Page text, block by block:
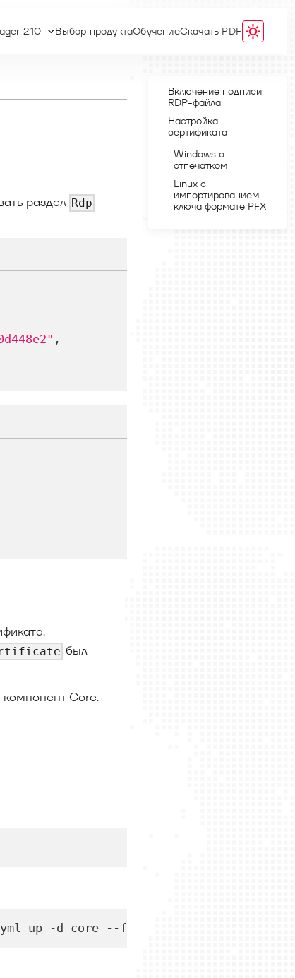
2.10 Выбор продуктаОбучениеСкачать PDF
раздел Rdp
,
был
компонент Core.
up -d core --force-recreate
Включение подписи
RDP-файла
Настройка
сертификата
Windows с
отпечатком
Linux с
импортированием
ключа формате PFX